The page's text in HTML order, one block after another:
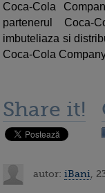
Coca-Cola
partenerul Coca-
imbuteliaza si
Coca-Cola
Share it!
autor: iBani ,